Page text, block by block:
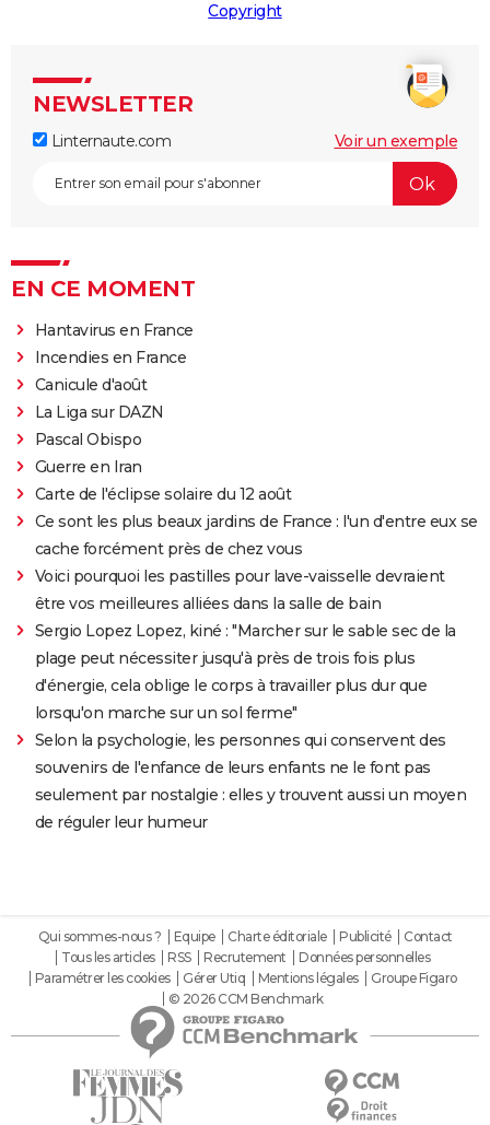
Copyright
NEWSLETTER
Linternaute.com Voir un exemple
EN CE MOMENT
Hantavirus en France
Incendies en France
Canicule d'août
La Liga sur DAZN
Pascal Obispo
Guerre en Iran
Carte de l'éclipse solaire du 12 août
Ce sont les plus beaux jardins de France : l'un d'entre eux se
cache forcément près de chez vous
Voici pourquoi les pastilles pour lave-vaisselle devraient
être vos meilleures alliées dans la salle de bain
Sergio Lopez Lopez, kiné : "Marcher sur le sable sec de la
plage peut nécessiter jusqu'à près de trois fois plus
d'énergie, cela oblige le corps à travailler plus dur que
lorsqu'on marche sur un sol ferme"
Selon la psychologie, les personnes qui conservent des
souvenirs de l'enfance de leurs enfants ne le font pas
seulement par nostalgie : elles y trouvent aussi un moyen
de réguler leur humeur
Qui sommes-nous ? Equipe Charte éditoriale Publicité
Contact
Tous les articles
RSS Recrutement
Données personnelles
Paramétrer les cookies
Gérer Utiq Mentions légales
Groupe Figaro
© 2026 CCM Benchmark